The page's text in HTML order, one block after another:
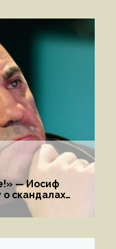
— Иосиф
скандалах